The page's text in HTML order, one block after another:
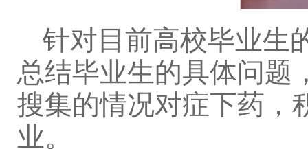
针对目前高校毕业生
总结毕业生的具体问题
搜集的情况对症下药，
业。